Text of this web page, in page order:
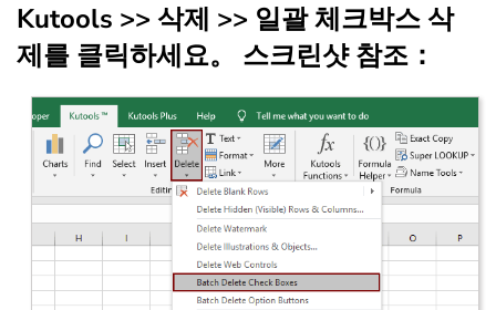
Kutools >> 삭제 >> 일괄 체크박스 삭
제를 클릭하세요。 스크린샷 참조：